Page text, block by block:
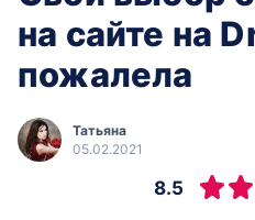
на сайте на
пожалела
Татьяна
05.02.2021
8.5